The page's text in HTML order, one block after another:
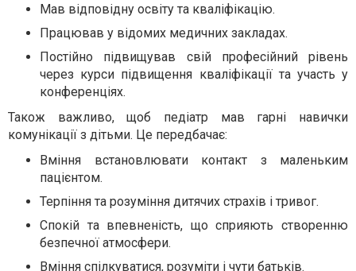
Мав відповідну освіту та кваліфікацію.
Працював у відомих медичних закладах.
Постійно підвищував свій професійний рівень
через курси підвищення кваліфікації та участь у
конференціях.
Також важливо, щоб педіатр мав гарні навички
комунікації з дітьми. Це передбачає:
Вміння встановлювати контакт з маленьким
пацієнтом.
Терпіння та розуміння дитячих страхів і тривог.
Спокій та впевненість, що сприяють створенню
безпечної атмосфери.
Вміння спілкуватися, розуміти і чути батьків.